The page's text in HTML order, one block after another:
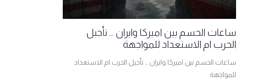
ساعات الحسم بين اميركا وايران ... تأجيل
الحرب ام الاستعداد للمواجهة
ساعات الحسم بين اميركا وايران ... تأجيل الحرب ام الاستعداد
للمواجهة